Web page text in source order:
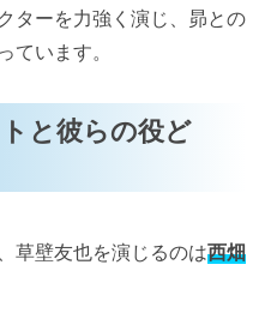
ターを力強く演じ、昴との
ています。
と彼らの役ど
草壁友也を演じるのは西畑